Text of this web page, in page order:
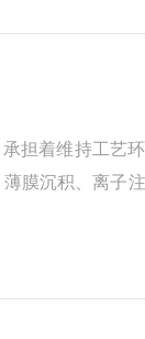
担着维持工艺
膜沉积、离子